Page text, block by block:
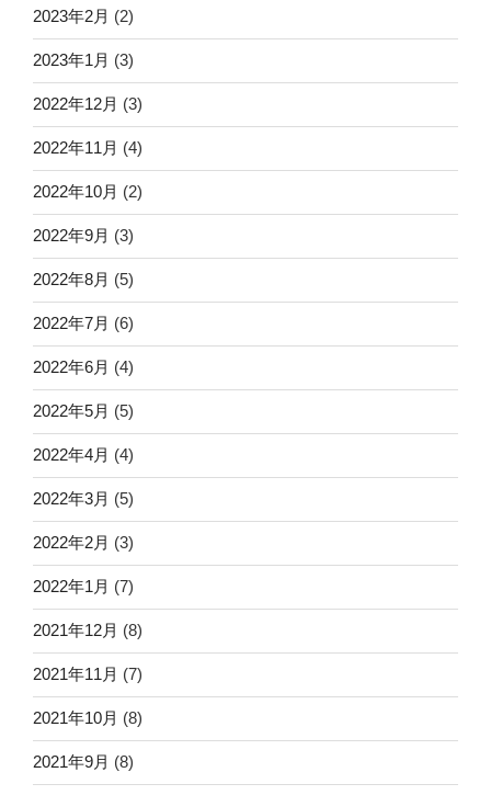
2023年2月 (2)
2023年1月 (3)
2022年12月 (3)
2022年11月 (4)
2022年10月 (2)
2022年9月 (3)
2022年8月 (5)
2022年7月 (6)
2022年6月 (4)
2022年5月 (5)
2022年4月 (4)
2022年3月 (5)
2022年2月 (3)
2022年1月 (7)
2021年12月 (8)
2021年11月 (7)
2021年10月 (8)
2021年9月 (8)